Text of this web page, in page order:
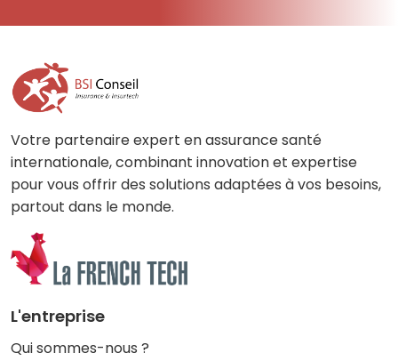
Votre partenaire expert en assurance santé
internationale, combinant innovation et expertise
pour vous offrir des solutions adaptées à vos besoins,
partout dans le monde.
L'entreprise
Qui sommes-nous ?